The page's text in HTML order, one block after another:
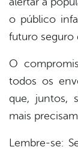
o público
futuro seguro
O
todos os
que, juntos,
mais
Lembre-se: